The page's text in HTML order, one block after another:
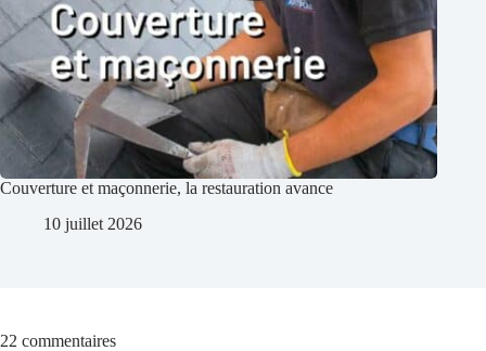
Couverture et maçonnerie, la restauration avance
10 juillet 2026
22 commentaires